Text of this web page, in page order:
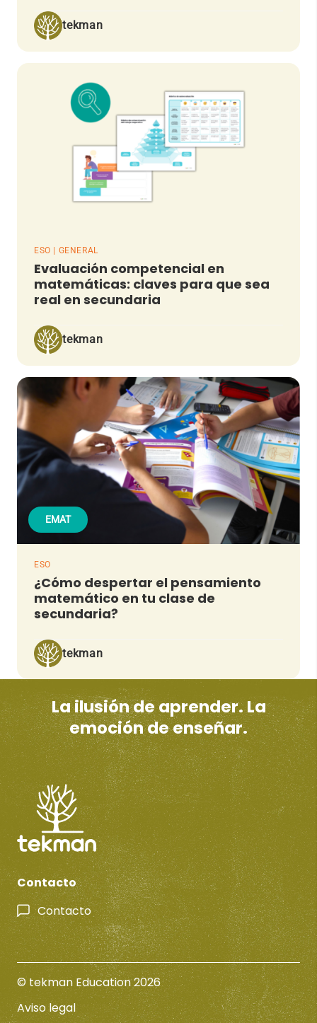
tekman
ESO | GENERAL
Evaluación competencial en
matemáticas: claves para que sea
real en secundaria
tekman
EMAT
ESO
¿Cómo despertar el pensamiento
matemático en tu clase de
secundaria?
tekman
La ilusión de aprender. La
emoción de enseñar.
Contacto
Contacto
© tekman Education 2026
Aviso legal